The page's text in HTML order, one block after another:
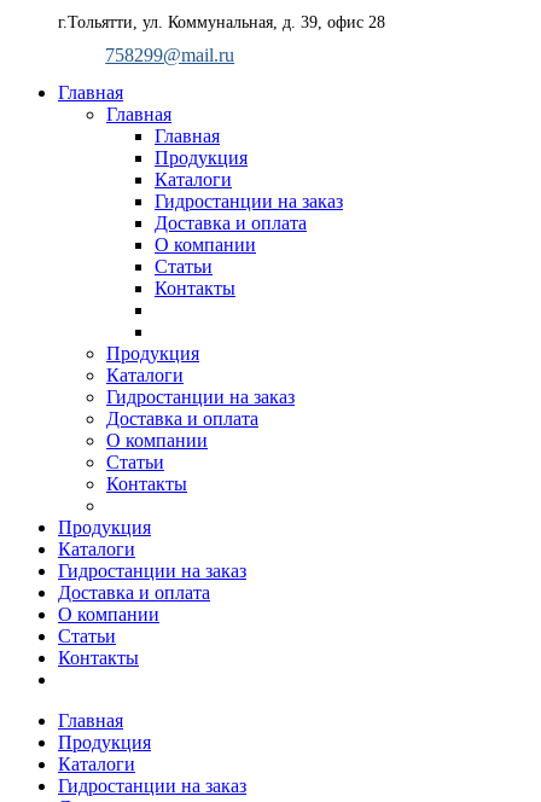
г.Тольятти, ул. Коммунальная, д. 39, офис 28
758299@mail.ru
Главная
Главная
Главная
Продукция
Каталоги
Гидростанции на заказ
Доставка и оплата
О компании
Статьи
Контакты
Продукция
Каталоги
Гидростанции на заказ
Доставка и оплата
О компании
Статьи
Контакты
Продукция
Каталоги
Гидростанции на заказ
Доставка и оплата
О компании
Статьи
Контакты
Главная
Продукция
Каталоги
Гидростанции на заказ